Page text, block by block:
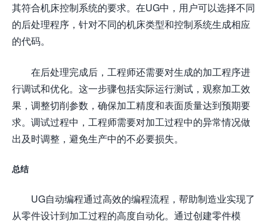
其符合机床控制系统的要求。在UG中，用户可以选择不同
的后处理程序，针对不同的机床类型和控制系统生成相应
的代码。
在后处理完成后，工程师还需要对生成的加工程序进
行调试和优化。这一步骤包括实际运行测试，观察加工效
果，调整切削参数，确保加工精度和表面质量达到预期要
求。调试过程中，工程师需要对加工过程中的异常情况做
出及时调整，避免生产中的不必要损失。
总结
UG自动编程通过高效的编程流程，帮助制造业实现了
从零件设计到加工过程的高度自动化。通过创建零件模